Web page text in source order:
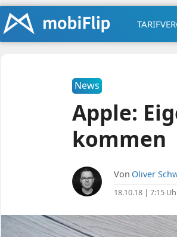
News
Apple:
kommen
Von Oliver
18.10.18 | 7:15